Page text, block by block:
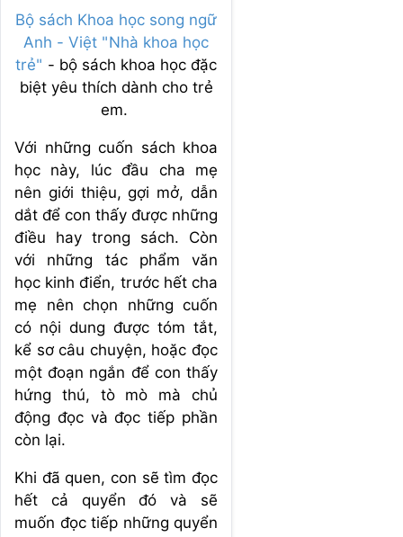
Bộ sách Khoa học song ngữ
Anh - Việt "Nhà khoa học
trẻ" - bộ sách khoa học đặc
biệt yêu thích dành cho trẻ
em.
Với những cuốn sách khoa
học này, lúc đầu cha mẹ
nên giới thiệu, gợi mở, dẫn
dắt để con thấy được những
điều hay trong sách. Còn
với những tác phẩm văn
học kinh điển, trước hết cha
mẹ nên chọn những cuốn
có nội dung được tóm tắt,
kể sơ câu chuyện, hoặc đọc
một đoạn ngắn để con thấy
hứng thú, tò mò mà chủ
động đọc và đọc tiếp phần
còn lại.
Khi đã quen, con sẽ tìm đọc
hết cả quyển đó và sẽ
muốn đọc tiếp những quyển